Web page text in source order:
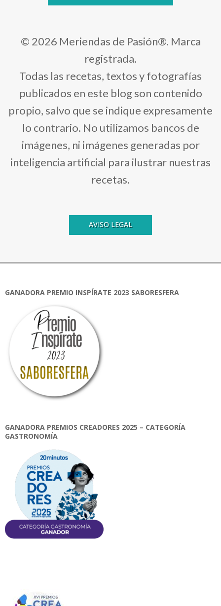
© 2026 Meriendas de Pasión®. Marca
registrada.
Todas las recetas, textos y fotografías
publicados en este blog son contenido
propio, salvo que se indique expresamente
lo contrario. No utilizamos bancos de
imágenes, ni imágenes generadas por
inteligencia artificial para ilustrar nuestras
recetas.
AVISO LEGAL
GANADORA PREMIO INSPÍRATE 2023 SABORESFERA
GANADORA PREMIOS CREADORES 2025 – CATEGORÍA
GASTRONOMÍA